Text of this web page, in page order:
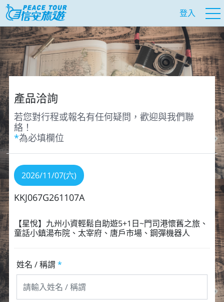
登入
產品洽詢
若您對行程或報名有任何疑問，歡迎與我們聯
絡！
*為必填欄位
2026/11/07(六)
KKJ067G261107A
【星悅】九州小資輕鬆自助遊5+1日~門司港懷舊之旅、
童話小鎮湯布院、太宰府、唐戶市場、鋼彈機器人
姓名 / 稱謂 *